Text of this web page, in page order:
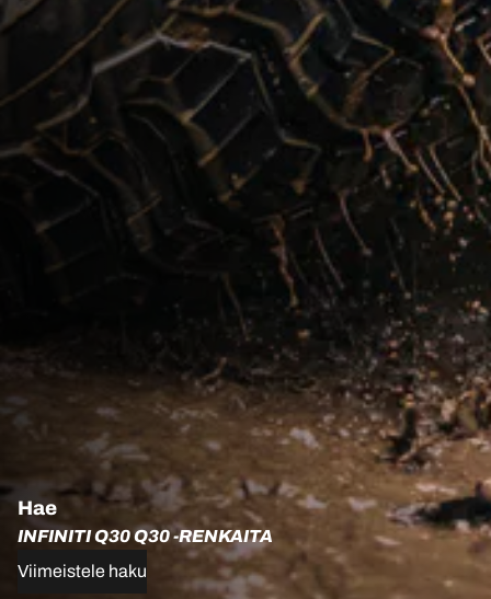
Hae
INFINITI Q30 Q30 -RENKAITA
Viimeistele haku